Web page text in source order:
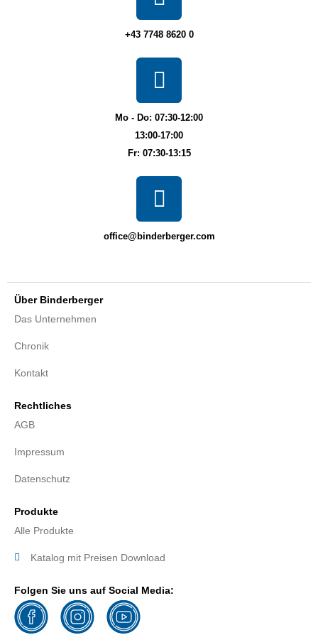
+43 7748 8620 0
Mo - Do: 07:30-12:00
13:00-17:00
Fr: 07:30-13:15
office@binderberger.com
Über Binderberger
Das Unternehmen
Chronik
Kontakt
Rechtliches
AGB
Impressum
Datenschutz
Produkte
Alle Produkte
Katalog mit Preisen Download
Folgen Sie uns auf Social Media: